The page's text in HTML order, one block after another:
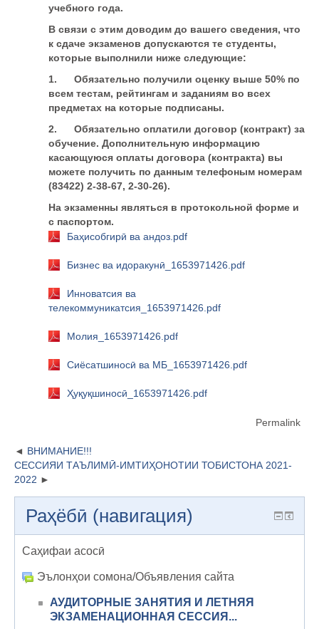
учебного года.
В связи с этим доводим до вашего сведения, что
к сдаче экзаменов допускаются те студенты,
которые выполнили ниже следующие:
1. Обязательно получили оценку выше 50% по
всем тестам, рейтингам и заданиям во всех
предметах на которые подписаны.
2. Обязательно оплатили договор (контракт) за
обучение. Дополнительную информацию
касающуюся оплаты договора (контракта) вы
можете получить по данным телефоным номерам
(83422) 2-38-67, 2-30-26).
На экзаменны являться в протокольной форме и
с паспортом.
Баҳисобгирӣ ва андоз.pdf
Бизнес ва идоракунӣ_1653971426.pdf
Инноватсия ва
телекоммуникатсия_1653971426.pdf
Молия_1653971426.pdf
Сиёсатшиносӣ ва МБ_1653971426.pdf
Ҳуқуқшиносӣ_1653971426.pdf
Permalink
ВНИМАНИЕ!!!
СЕССИЯИ ТАЪЛИМӢ-ИМТИҲОНОТИИ ТОБИСТОНА 2021-
2022
Раҳёбӣ (навигация)
Саҳифаи асосӣ
Эълонҳои сомона/Объявления сайта
АУДИТОРНЫЕ ЗАНЯТИЯ И ЛЕТНЯЯ
ЭКЗАМЕНАЦИОННАЯ СЕССИЯ...